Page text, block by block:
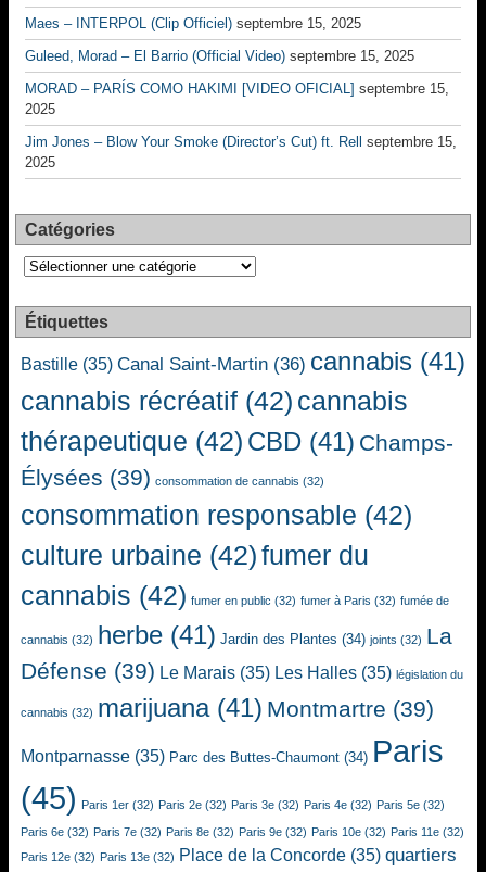
Maes – INTERPOL (Clip Officiel) septembre 15, 2025
Guleed, Morad – El Barrio (Official Video) septembre 15, 2025
MORAD – PARÍS COMO HAKIMI [VIDEO OFICIAL] septembre 15,
2025
Jim Jones – Blow Your Smoke (Director’s Cut) ft. Rell
septembre 15,
2025
Catégories
Catégories
Étiquettes
Bastille (35) Canal Saint-Martin (36) cannabis (41)
cannabis récréatif (42) cannabis
thérapeutique (42) CBD (41) Champs-
Élysées (39) consommation de cannabis (32)
consommation responsable (42)
culture urbaine (42)fumer du
cannabis (42) fumer en public (32) fumer à Paris (32) fumée de
cannabis (32) herbe (41) Jardin des Plantes (34) joints (32) La
Défense (39) Le Marais (35) Les Halles (35) législation du
cannabis (32) marijuana(41) Montmartre (39)
Montparnasse (35) Parc des Buttes-Chaumont (34) Paris
(45) Paris 1er (32) Paris 2e (32) Paris 3e (32) Paris 4e (32) Paris 5e (32)
Paris 6e (32) Paris 7e (32) Paris 8e (32) Paris 9e (32) Paris 10e (32) Paris 11e (32)
Paris 12e (32) Paris 13e (32) Place de la Concorde (35) quartiers